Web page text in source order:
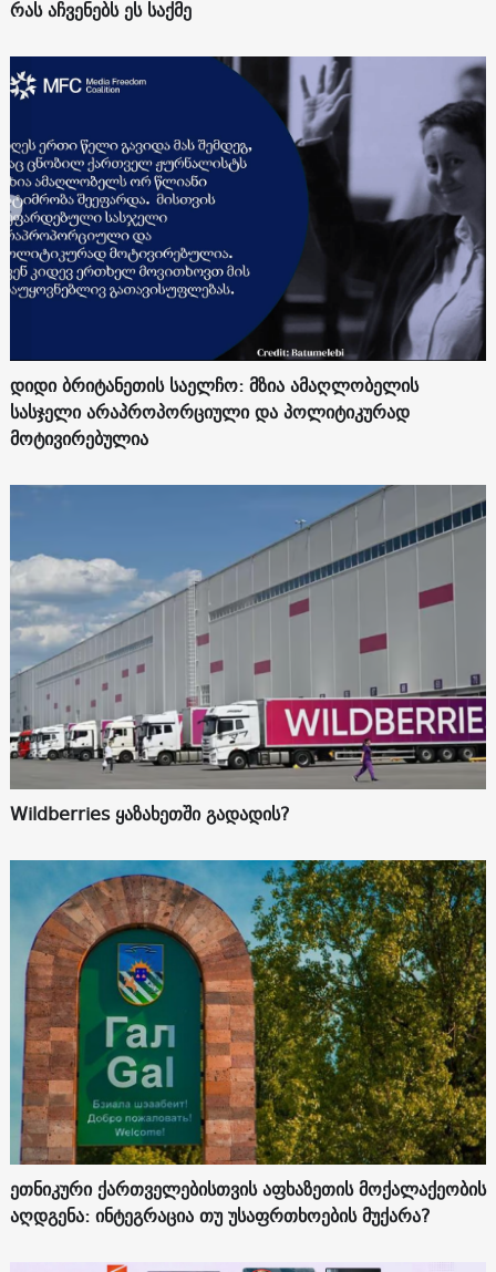
რას აჩვენებს ეს საქმე
დიდი ბრიტანეთის საელჩო: მზია ამაღლობელის
სასჯელი არაპროპორციული და პოლიტიკურად
მოტივირებულია
Wildberries ყაზახეთში გადადის?
ეთნიკური ქართველებისთვის აფხაზეთის მოქალაქეობის
აღდგენა: ინტეგრაცია თუ უსაფრთხოების მუქარა?